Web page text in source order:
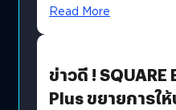
Read More
ข่าวดี ! SQUARE
Plus ขยายการใ